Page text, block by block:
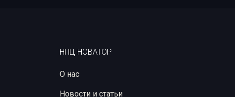
НПЦ НОВАТОР
О нас
Новости и статьи